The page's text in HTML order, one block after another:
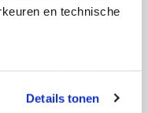
en technische
moment wijzigen of
Details tonen